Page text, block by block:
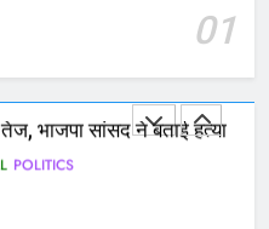
01
एनकाउंटर मामले को लेकर
तेज, भाजपा सांसद ने बताई हत्या
POLITICS
क्रॉसिंग पर बनेगा 196